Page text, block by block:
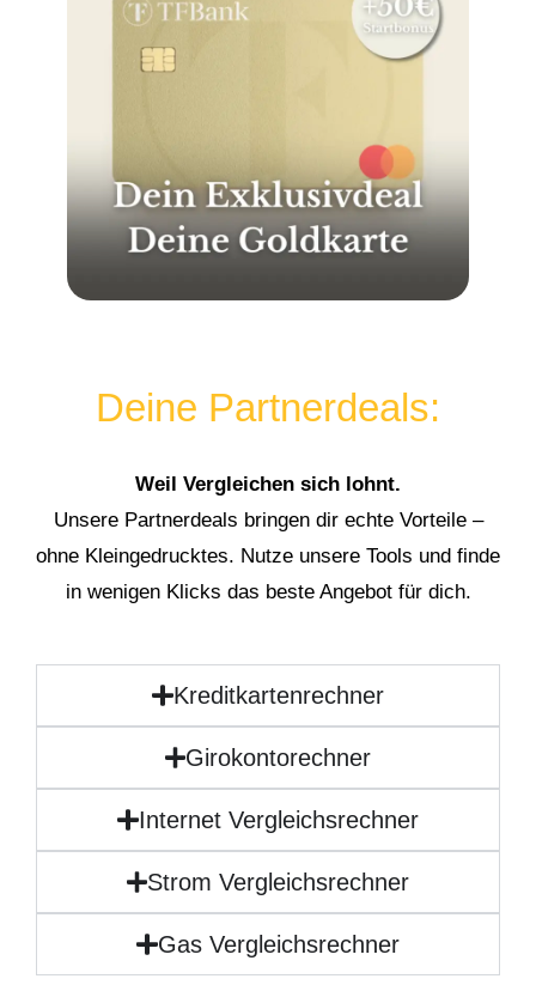
Deine Partnerdeals:
Weil Vergleichen sich lohnt.
Unsere Partnerdeals bringen dir echte Vorteile –
ohne Kleingedrucktes. Nutze unsere Tools und finde
in wenigen Klicks das beste Angebot für dich.
Kreditkartenrechner
Girokontorechner
Internet Vergleichsrechner
Strom Vergleichsrechner
Gas Vergleichsrechner